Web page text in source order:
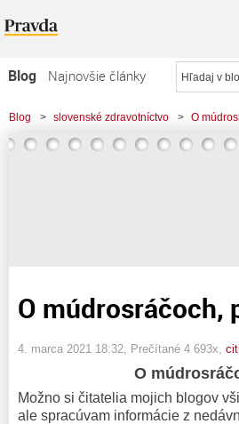
Blog
Najnovšie články
Najčítanejšie články
Najkomentovanejšie články
Blog > slovenské zdravotníctvo > O
O múdrosráčoch,
4. marca 2021 18:32 , Prečítané 4 693x,
O
Možno si čitatelia mojich blogov
ale spracúvam informácie z